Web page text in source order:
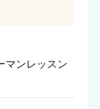
マンレッスン